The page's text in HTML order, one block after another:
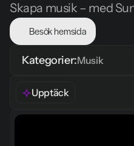
Skapa musik – med
Besök hemsida
Kategorier:Musik
Upptäck